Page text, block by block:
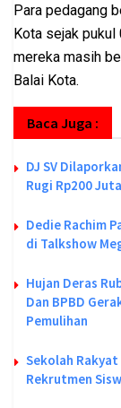
Para pedagang
Kota sejak pukul
mereka masih
Balai Kota.
Baca Juga :
DJ SV
Rugi Rp200 Juta
Dedie Rachim
di Talkshow
Hujan Deras
Dan BPBD
Pemulihan
Sekolah
Rekrutmen